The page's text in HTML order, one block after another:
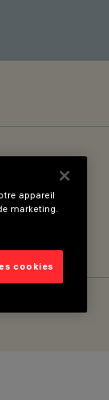
appareil
marketing.
cookies